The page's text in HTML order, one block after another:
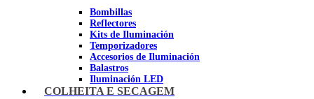
Bombillas
Reflectores
Kits de Iluminación
Temporizadores
Accesorios de Iluminación
Balastros
Iluminación LED
Iluminación LEC
COLHEITA E SECAGEM